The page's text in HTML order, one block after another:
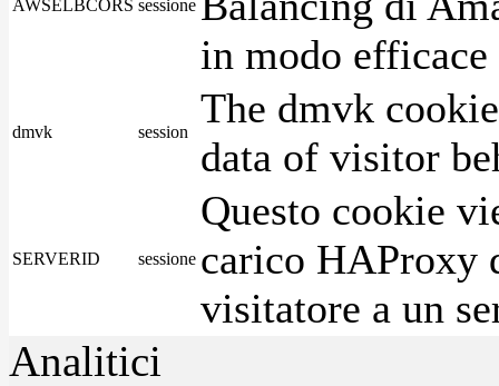
AWSELBCORS sessione
in modo
dmvk session
The dmvk
data of visitor
SERVERID sessione
Questo cookie
carico HAProxy
visitatore a un
Analitici